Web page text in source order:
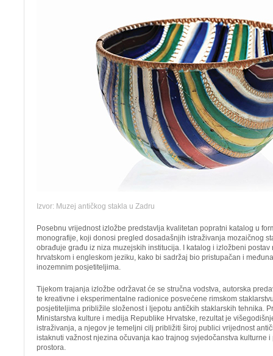
Izvor: Muzej antičkog stakla u Zadru
Posebnu vrijednost izložbe predstavlja kvalitetan popratni katalog u
monografije, koji donosi pregled dosadašnjih istraživanja mozaičnog
obrađuje građu iz niza muzejskih institucija. I katalog i izložbeni
hrvatskom i engleskom jeziku, kako bi sadržaj bio pristupačan i
inozemnim posjetiteljima.
Tijekom trajanja izložbe održavat će se stručna vodstva, autorska
te kreativne i eksperimentalne radionice posvećene rimskom
posjetiteljima približile složenost i ljepotu antičkih staklarskih tehnika.
Ministarstva kulture i medija Republike Hrvatske, rezultat je
istraživanja, a njegov je temeljni cilj približiti široj publici vrijednost
istaknuti važnost njezina očuvanja kao trajnog svjedočanstva kulturne
prostora.